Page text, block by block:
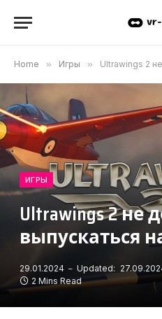
Home » Игры » Ultrawings 2 не
ИГРЫ
Ultrawings 2
выпускаться
29.01.2024 Updated:
2 Mins Read